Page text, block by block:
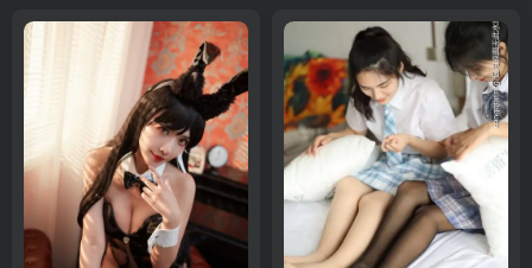
[YITUYU艺图语]2026.01.23 纯白少女日记 土豆泥[23P／201MB]
[YITUYU艺图语]2026.01.23 秋水伊人 飒达Sada[30P／517MB]
[YITUYU艺图语]2026.01.23 梧桐大道 椿鱼[46P／331MB]
[YITUYU艺图语]2026.01.23 晴朗天气[17P／113MB]
[YITUYU艺图语]2026.01.23 故事的小黄花 小8[18P／90MB]
[YITUYU艺图语]2026.01.23 县城文学 糊涂国国王[40P／183MB]
[YITUYU艺图语]2026.01.23 仙气帷帽汉服[11P／169MB]
[YITUYU艺图语]2026.01.22 阳光下 小桃[16P／163MB]